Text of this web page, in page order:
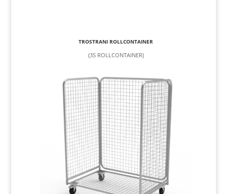
TROSTRANI ROLLCONTAINER
(3S ROLLCONTAINER)